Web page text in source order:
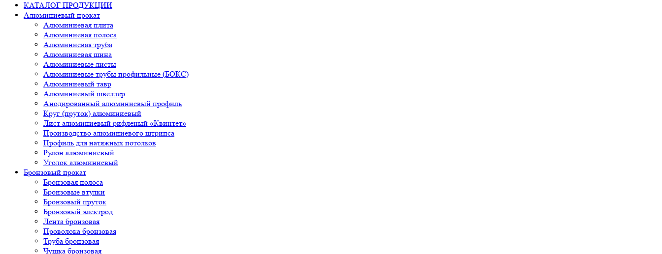
КАТАЛОГ ПРОДУКЦИИ
Алюминиевый прокат
Алюминиевая плита
Алюминиевая полоса
Алюминиевая труба
Алюминиевая шина
Алюминиевые листы
Алюминиевые трубы профильные (БОКС)
Алюминиевый тавр
Алюминиевый швеллер
Анодированный алюминиевый профиль
Круг (пруток) алюминиевый
Лист алюминиевый рифленый «Квинтет»
Производство алюминиевого штрипса
Профиль для натяжных потолков
Рулон алюминиевый
Уголок алюминиевый
Бронзовый прокат
Бронзовая полоса
Бронзовые втулки
Бронзовый пруток
Бронзовый электрод
Лента бронзовая
Проволока бронзовая
Труба бронзовая
Чушка бронзовая